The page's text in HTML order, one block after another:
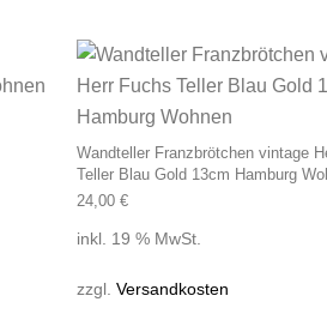
Wandteller Franzbrötchen vintage
Teller Blau Gold 13cm Hamburg
24,00 €
inkl. 19 % MwSt.
zzgl. Versandkosten